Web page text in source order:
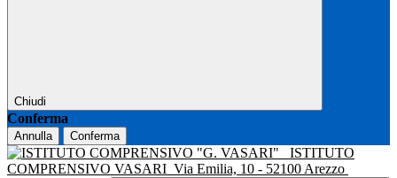
Chiudi
Conferma
Annulla Conferma
ISTITUTO
COMPRENSIVO VASARI Via Emilia, 10 - 52100 Arezzo